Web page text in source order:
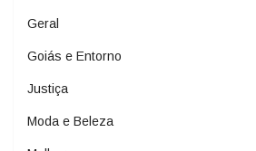
Geral
Goiás e Entorno
Justiça
Moda e Beleza